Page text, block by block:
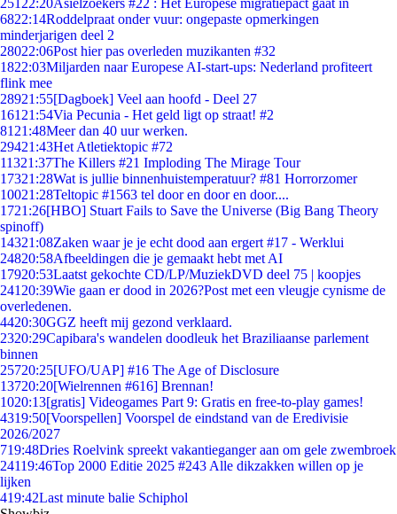
251 22:20Asielzoekers #22 : Het Europese migratiepact gaat in
6822:14Roddelpraat onder vuur: ongepaste opmerkingen
minderjarigen deel 2
28022:06Post hier pas overleden muzikanten #32
1822:03Miljarden naar Europese AI-start-ups: Nederland profiteert
flink mee
28921:55[Dagboek] Veel aan hoofd - Deel 27
161 21:54Via Pecunia - Het geld ligt op straat! #2
81 21:48Meer dan 40 uur werken.
29421:43Het Atletiektopic #72
11321:37The Killers #21 Imploding The Mirage Tour
17321:28Wat is jullie binnenhuistemperatuur? #81 Horrorzomer
10021:28Teltopic #1563 tel door en door en door....
1721:26[HBO] Stuart Fails to Save the Universe (Big Bang Theory
spinoff)
14321:08Zaken waar je je echt dood aan ergert #17 - Werklui
24820:58Afbeeldingen die je gemaakt hebt met AI
17920:53Laatst gekochte CD/LP/MuziekDVD deel 75 | koopjes
241 20:39Wie gaan er dood in 2026?Post met een vleugje cynisme de
overledenen.
4420:30GGZ heeft mij gezond verklaard.
2320:29Capibara's wandelen doodleuk het Braziliaanse parlement
binnen
25720:25[UFO/UAP] #16 The Age of Disclosure
13720:20[Wielrennen #616] Brennan!
1020:13[gratis] Videogames Part 9: Gratis en free-to-play games!
4319:50[Voorspellen] Voorspel de eindstand van de Eredivisie
2026/2027
719:48Dries Roelvink spreekt vakantieganger aan om gele zwembroek
24119:46Top 2000 Editie 2025 #243 Alle dikzakken willen op je
lijken
419:42Last minute balie Schiphol